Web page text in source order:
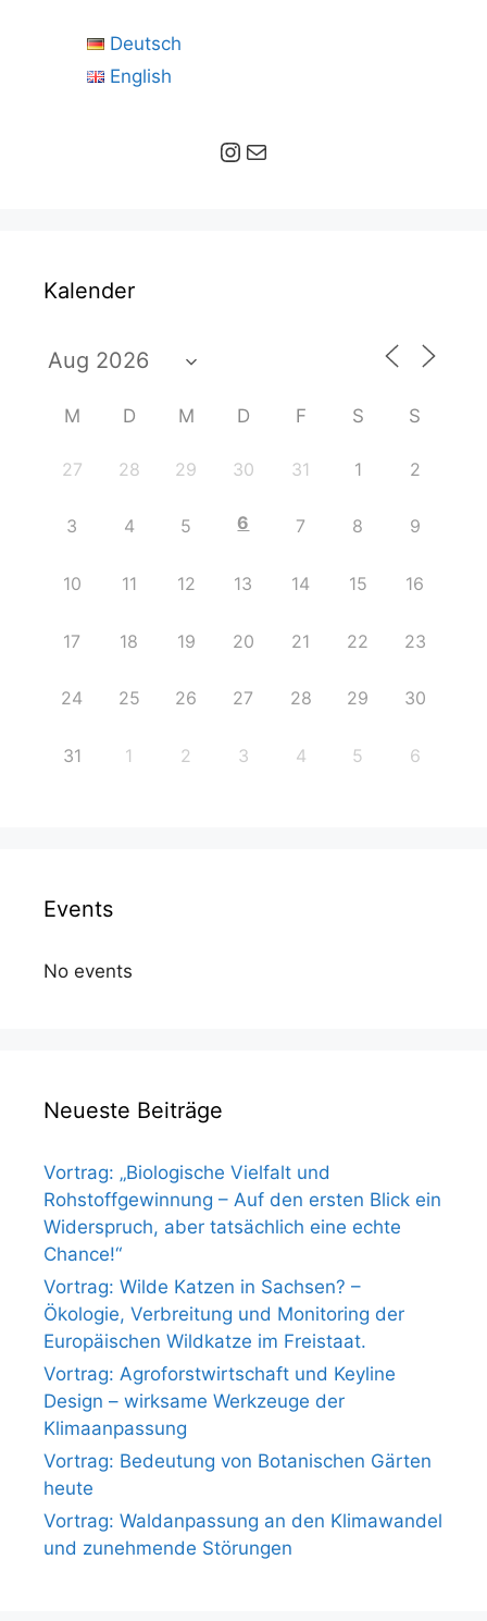
Deutsch
English
Instagram E-Mail
Kalender
M D M D F S S
27 28 29 30 31 1 2
3 4 5 6 7 8 9
10 11 12 13 14 15 16
17 18 19 20 21 22 23
24 25 26 27 28 29 30
31 1 2 3 4 5 6
Events
No events
Neueste Beiträge
Vortrag: „Biologische Vielfalt und
Rohstoffgewinnung – Auf den ersten Blick ein
Widerspruch, aber tatsächlich eine echte
Chance!“
Vortrag: Wilde Katzen in Sachsen? –
Ökologie, Verbreitung und Monitoring der
Europäischen Wildkatze im Freistaat.
Vortrag: Agroforstwirtschaft und Keyline
Design – wirksame Werkzeuge der
Klimaanpassung
Vortrag: Bedeutung von Botanischen Gärten
heute
Vortrag: Waldanpassung an den Klimawandel
und zunehmende Störungen